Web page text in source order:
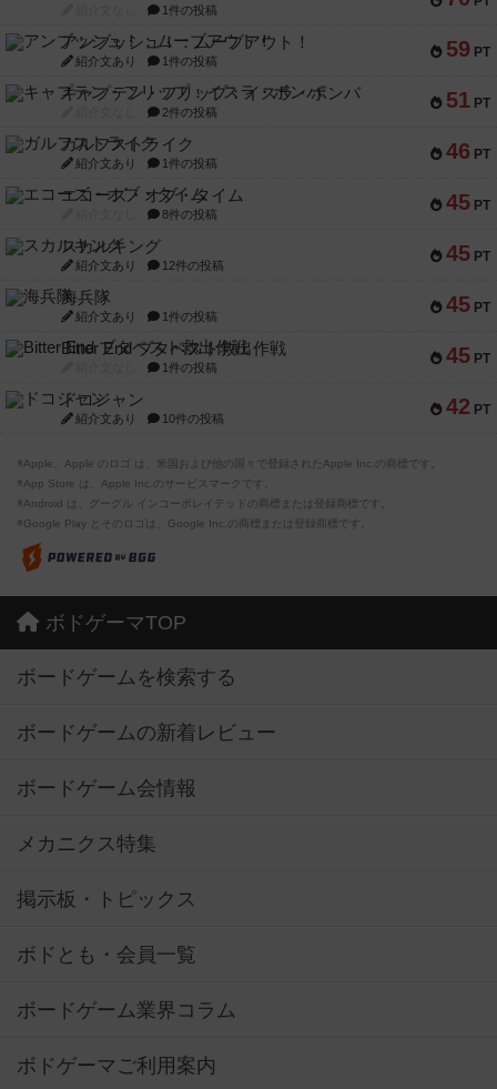
1件の投稿
59 PT
アンブッシュ！：ムーブアウト！
紹介文あり 1件の投稿
51 PT
キャプテン・フリップ：イスラ・ボンバ
2件の投稿
46 PT
ガルフストライク
紹介文あり 1件の投稿
45 PT
エコーズ・オブ・タイム
8件の投稿
45 PT
スカルキング
紹介文あり 12件の投稿
45 PT
海兵隊
紹介文あり 1件の投稿
45 PT
Bitter End ブタペスト救出作戦
1件の投稿
42 PT
ドコジャン
紹介文あり 10件の投稿
※Apple、Apple のロゴ は、米国および他の国々で登録されたApple Inc.の商標です。
※App Store は、Apple Inc.のサービスマークです。
※Android は、グーグル インコーポレイテッドの商標または登録商標です。
※Google Play とそのロゴは、Google Inc.の商標または登録商標です。
ボドゲーマTOP
ボードゲームを検索する
ボードゲームの新着レビュー
ボードゲーム会情報
メカニクス特集
掲示板・トピックス
ボドとも・会員一覧
ボードゲーム業界コラム
ボドゲーマご利用案内